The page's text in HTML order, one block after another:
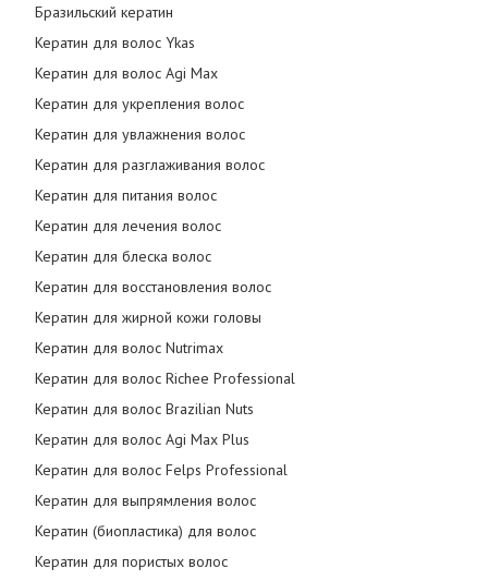
Бразильский кератин
Кератин для волос Ykas
Кератин для волос Agi Max
Кератин для укрепления волос
Кератин для увлажнения волос
Кератин для разглаживания волос
Кератин для питания волос
Кератин для лечения волос
Кератин для блеска волос
Кератин для восстановления волос
Кератин для жирной кожи головы
Кератин для волос Nutrimax
Кератин для волос Richee Professional
Кератин для волос Brazilian Nuts
Кератин для волос Agi Max Plus
Кератин для волос Felps Professional
Кератин для выпрямления волос
Кератин (биопластика) для волос
Кератин для пористых волос